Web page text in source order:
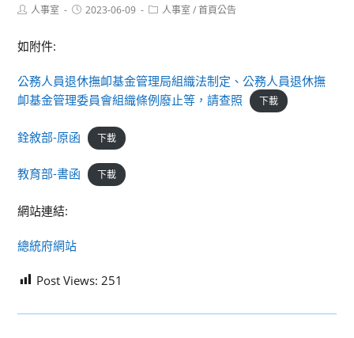
Post人事室
Post2023-06-09
Post人事室 / 首頁公告
如附件:
公務人員退休撫卹基金管理局組織法制定、公務人員退休撫
卹基金管理委員會組織條例廢止等，請查照
下載
銓敘部-原函 下載
教育部-書函 下載
網站連結:
總統府網站
Post Views: 251